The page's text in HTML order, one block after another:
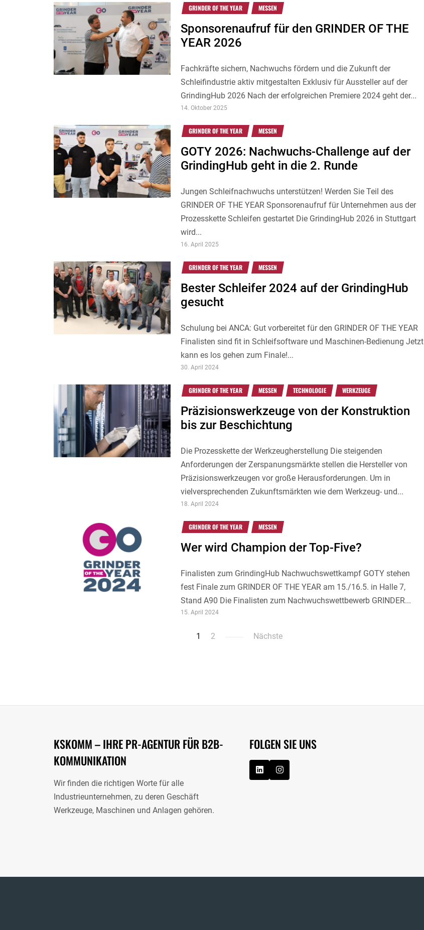
GRINDER OF THE YEAR MESSEN
Sponsorenaufruf für den GRINDER OF THE
YEAR 2026
Fachkräfte sichern, Nachwuchs fördern und die Zukunft der
Schleifindustrie aktiv mitgestalten Exklusiv für Aussteller auf der
GrindingHub 2026 Nach der erfolgreichen Premiere 2024 geht der...
14. Oktober 2025
GRINDER OF THE YEAR MESSEN
GOTY 2026: Nachwuchs-Challenge auf der
GrindingHub geht in die 2. Runde
Jungen Schleifnachwuchs unterstützen! Werden Sie Teil des
GRINDER OF THE YEAR Sponsorenaufruf für Unternehmen aus der
Prozesskette Schleifen gestartet Die GrindingHub 2026 in Stuttgart
wird...
16. April 2025
GRINDER OF THE YEAR MESSEN
Bester Schleifer 2024 auf der GrindingHub
gesucht
Schulung bei ANCA: Gut vorbereitet für den GRINDER OF THE YEAR
Finalisten sind fit in Schleifsoftware und Maschinen-Bedienung Jetzt
kann es los gehen zum Finale!...
30. April 2024
GRINDER OF THE YEAR MESSEN TECHNOLOGIE WERKZEUGE
Präzisionswerkzeuge von der Konstruktion
bis zur Beschichtung
Die Prozesskette der Werkzeugherstellung Die steigenden
Anforderungen der Zerspanungsmärkte stellen die Hersteller von
Präzisionswerkzeugen vor große Herausforderungen. Um in
vielversprechenden Zukunftsmärkten wie dem Werkzeug- und...
18. April 2024
GRINDER OF THE YEAR MESSEN
Wer wird Champion der Top-Five?
Finalisten zum GrindingHub Nachwuchswettkampf GOTY stehen
fest Finale zum GRINDER OF THE YEAR am 15./16.5. in Halle 7,
Stand A90 Die Finalisten zum Nachwuchswettbewerb GRINDER...
15. April 2024
1 2 Nächste
KSKOMM – IHRE PR-AGENTUR FÜR B2B-
KOMMUNIKATION
Wir finden die richtigen Worte für alle
Industrieunternehmen, zu deren Geschäft
Werkzeuge, Maschinen und Anlagen gehören.
FOLGEN SIE UNS